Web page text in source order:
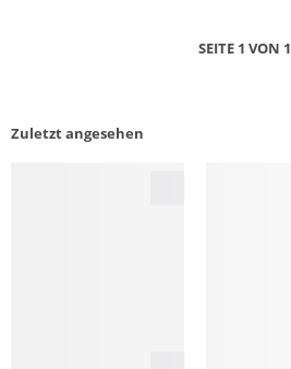
SEITE 1 VON 1
Zuletzt angesehen